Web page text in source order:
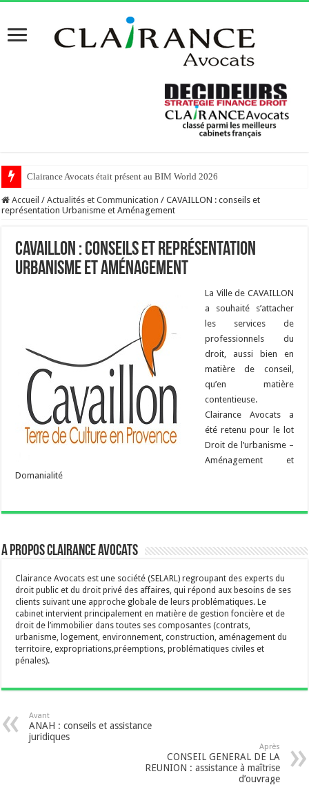
Clairance Avocats était présent au BIM World 2026
Accueil / Actualités et Communication / CAVAILLON : conseils et
représentation Urbanisme et Aménagement
CAVAILLON : conseils et représentation
Urbanisme et Aménagement
La Ville de CAVAILLON
a souhaité s’attacher
les services de
professionnels du
droit, aussi bien en
matière de conseil,
qu’en matière
contentieuse.
Clairance Avocats a
été retenu pour le lot
Droit de l’urbanisme –
Aménagement et
Domanialité
A propos Clairance Avocats
Clairance Avocats est une société (SELARL) regroupant des experts du
droit public et du droit privé des affaires, qui répond aux besoins de ses
clients suivant une approche globale de leurs problématiques. Le
cabinet intervient principalement en matière de gestion foncière et de
droit de l’immobilier dans toutes ses composantes (contrats,
urbanisme, logement, environnement, construction, aménagement du
territoire, expropriations,préemptions, problématiques civiles et
pénales).
Avant
ANAH : conseils et assistance
juridiques
Après
CONSEIL GENERAL DE LA
REUNION : assistance à maîtrise
d’ouvrage